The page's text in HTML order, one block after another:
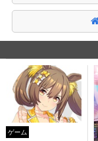
ゲーム